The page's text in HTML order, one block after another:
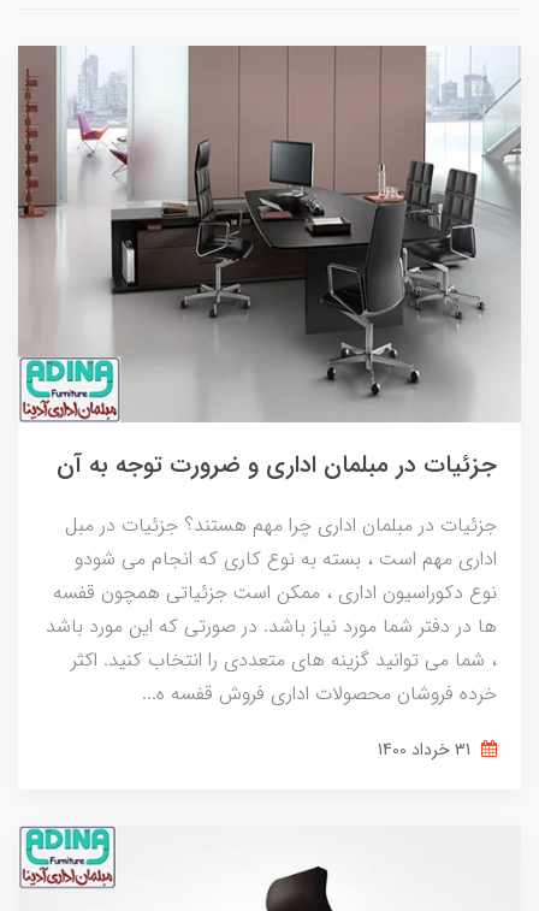
جزئیات در مبلمان اداری و ضرورت توجه به آن
جزئیات در مبلمان اداری چرا مهم هستند؟ جزئیات در مبل
اداری مهم است ، بسته به نوع کاری که انجام می شودو
نوع دکوراسیون اداری ، ممکن است جزئیاتی همچون قفسه
ها در دفتر شما مورد نیاز باشد. در صورتی که این مورد باشد
، شما می توانید گزینه های متعددی را انتخاب کنید. اکثر
خرده فروشان محصولات اداری فروش قفسه ه...